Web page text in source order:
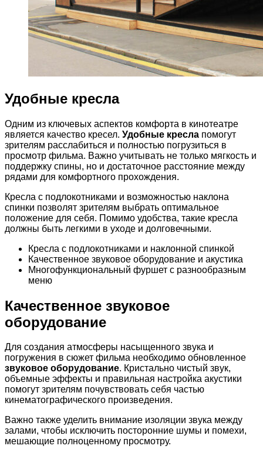
Удобные кресла
Одним из ключевых аспектов комфорта в кинотеатре
является качество кресел. Удобные кресла помогут
зрителям расслабиться и полностью погрузиться в
просмотр фильма. Важно учитывать не только мягкость и
поддержку спины, но и достаточное расстояние между
рядами для комфортного прохождения.
Кресла с подлокотниками и возможностью наклона
спинки позволят зрителям выбрать оптимальное
положение для себя. Помимо удобства, такие кресла
должны быть легкими в уходе и долговечными.
Кресла с подлокотниками и наклонной спинкой
Качественное звуковое оборудование и акустика
Многофункциональный фуршет с разнообразным
меню
Качественное звуковое
оборудование
Для создания атмосферы насыщенного звука и
погружения в сюжет фильма необходимо обновленное
звуковое оборудование. Кристально чистый звук,
объемные эффекты и правильная настройка акустики
помогут зрителям почувствовать себя частью
кинематографического произведения.
Важно также уделить внимание изоляции звука между
залами, чтобы исключить посторонние шумы и помехи,
мешающие полноценному просмотру.